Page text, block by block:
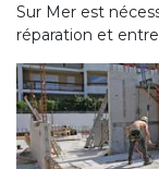
Sur Mer est
réparation et